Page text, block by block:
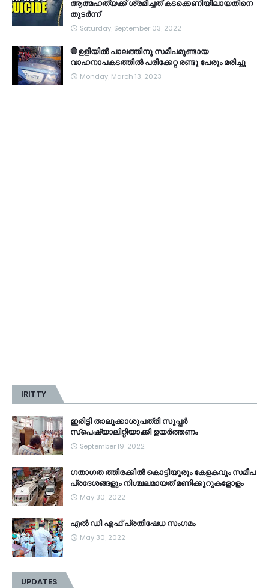
ആത്മഹത്യക്ക് ശ്രമിച്ചത് കടക്കെണിയിലായതിനെ
തുടർന്ന്
Saturday, September 03, 2022
🛑ഉളിയിൽ പാലത്തിനു സമീപമുണ്ടായ
വാഹനാപകടത്തിൽ പരിക്കേറ്റ രണ്ടു പേരും മരിച്ചു
Monday, March 13, 2023
IRITTY
ഇരിട്ടി താലൂക്കാശുപത്രി സൂപ്പർ
സ്‌പെഷ്യാലിറ്റിയാക്കി ഉയർത്തണം
September 19, 2022
ഗതാഗത ത്തിരക്കിൽ കൊട്ടിയൂരും കേളകവും സമീപ
പ്രദേശങ്ങളും നിശ്ചലമായത് മണിക്കൂറുകളോളം
May 30, 2022
എൽ ഡി എഫ് പ്രതിഷേധ സംഗമം
May 30, 2022
UPDATES